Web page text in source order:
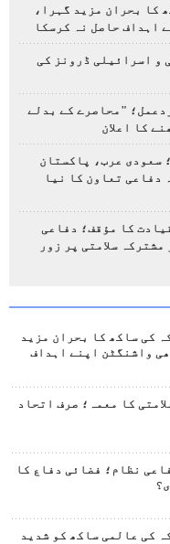
کا بحران مزید گہرا،
اہداف حاصل نہ کرسکا
و اسرائیلی ڈرونز کی
"محاصرے کے بدلے
کا اعلان
سعودی عرب، پاکستان
دفاعی تعاون کا نیا
کا مؤقف؛ دفاعی
سلامتی پر زور
کی ساکھ کا بحران مزید
واشنگٹن اپنے اہداف
کا معمہ؛ صرف اتحاد
نظام؛ فضائی دفاع کا
کی عالمی ساکھ کو شدید